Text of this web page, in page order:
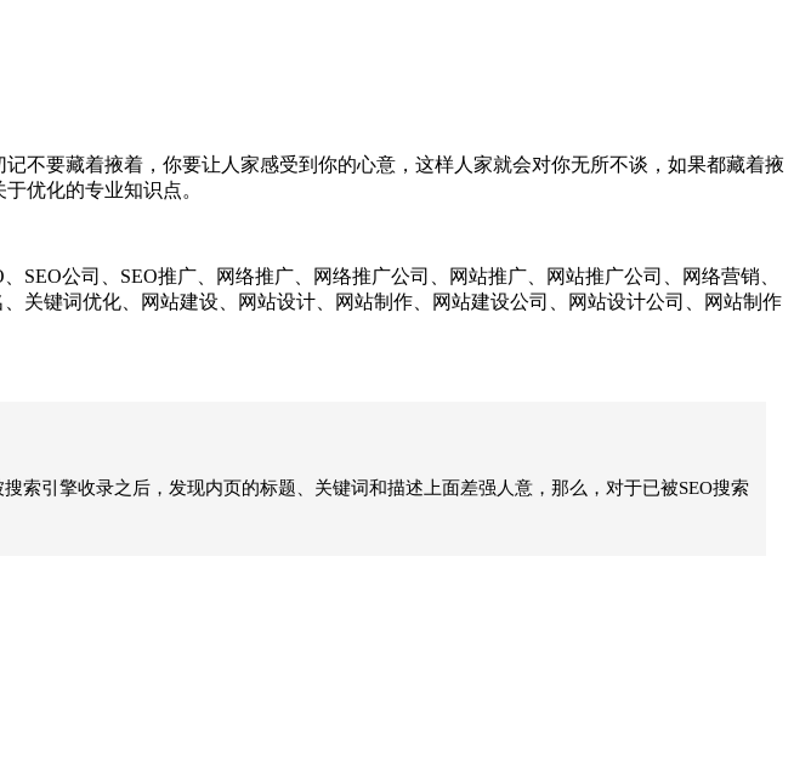
要藏着掖着，你要让人家感受到你的心意，这样人家就会对你无所不谈，如果都藏着掖
优化的专业知识点。
公司、SEO推广、网络推广、网络推广公司、网站推广、网站推广公司、网络营销、
关键词优化、网站建设、网站设计、网站制作、网站建设公司、网站设计公司、网站制作
索引擎收录之后，发现内页的标题、关键词和描述上面差强人意，那么，对于已被SEO搜索